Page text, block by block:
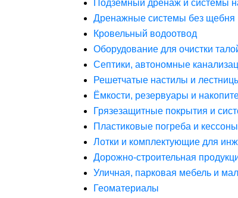
Подземный дренаж и системы
Дренажные системы без щебня
Кровельный водоотвод
Оборудование для очистки
Септики, автономные
Решетчатые настилы и
Ёмкости, резервуары и
Грязезащитные покрытия и
Пластиковые погреба и кессоны
Лотки и комплектующие для
Дорожно-строительная
Уличная, парковая мебель и
Геоматериалы